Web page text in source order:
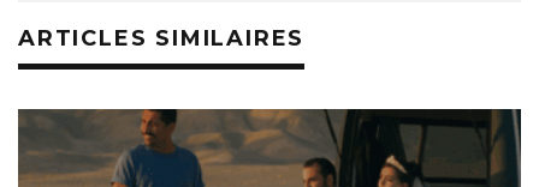
ARTICLES SIMILAIRES